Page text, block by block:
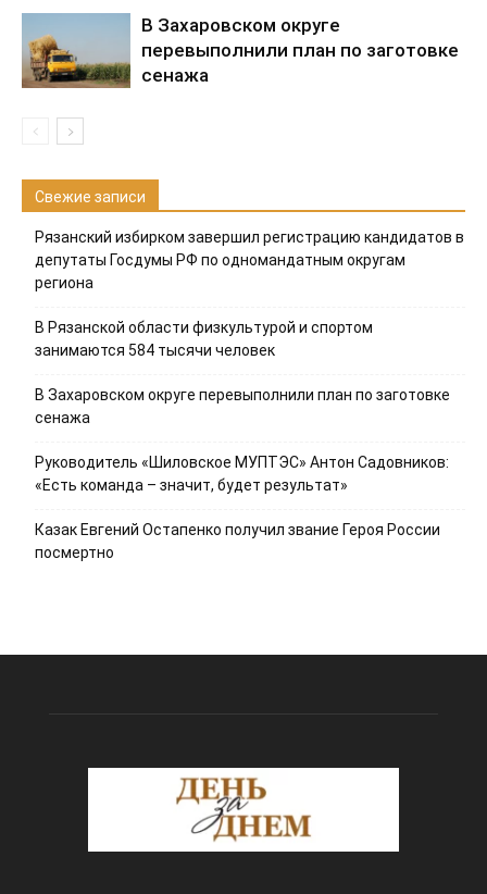
В Захаровском округе
перевыполнили план по заготовке
сенажа
Свежие записи
Рязанский избирком завершил регистрацию кандидатов в
депутаты Госдумы РФ по одномандатным округам
региона
В Рязанской области физкультурой и спортом
занимаются 584 тысячи человек
В Захаровском округе перевыполнили план по заготовке
сенажа
Руководитель «Шиловское МУПТЭС» Антон Садовников:
«Есть команда – значит, будет результат»
Казак Евгений Остапенко получил звание Героя России
посмертно